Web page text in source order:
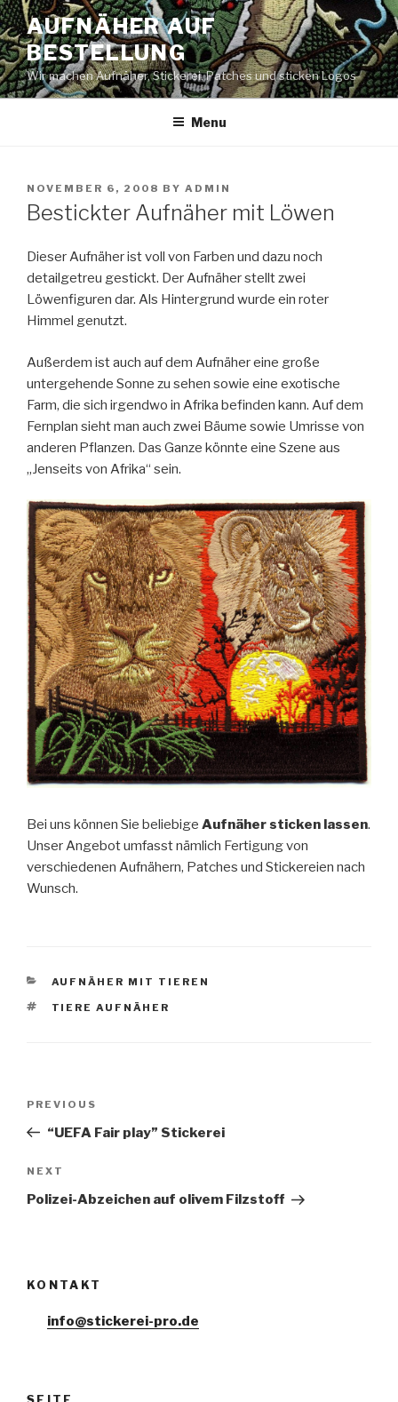
Skip
to
content
AUFNÄHER AUF
BESTELLUNG
Wir machen Aufnäher, Stickerei, Patches und sticken Logos
Menu
POSTED
ON
NOVEMBER 6, 2008 BY ADMIN
Bestickter Aufnäher mit Löwen
Dieser Aufnäher ist voll von Farben und dazu noch
detailgetreu gestickt. Der Aufnäher stellt zwei
Löwenfiguren dar. Als Hintergrund wurde ein roter
Himmel genutzt.
Außerdem ist auch auf dem Aufnäher eine große
untergehende Sonne zu sehen sowie eine exotische
Farm, die sich irgendwo in Afrika befinden kann. Auf dem
Fernplan sieht man auch zwei Bäume sowie Umrisse von
anderen Pflanzen. Das Ganze könnte eine Szene aus
„Jenseits von Afrika“ sein.
Bei uns können Sie beliebige Aufnäher sticken lassen.
Unser Angebot umfasst nämlich Fertigung von
verschiedenen Aufnähern, Patches und Stickereien nach
Wunsch.
CATEGORIES
AUFNÄHER MIT TIEREN
TAGS
TIERE AUFNÄHER
Previous
Post
PREVIOUS
“UEFA Fair play” Stickerei
Next
Post
NEXT
Polizei-Abzeichen auf olivem Filzstoff
KONTAKT
info@stickerei-pro.de